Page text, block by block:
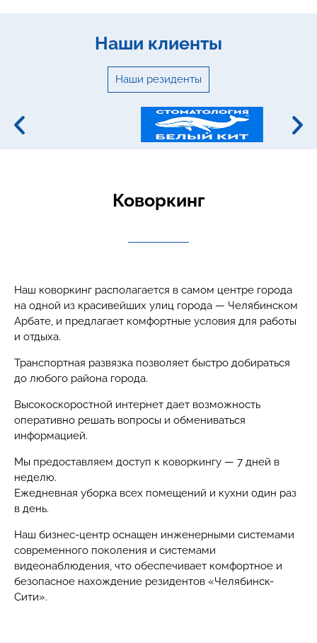
Наши клиенты
Наши резиденты
Коворкинг
Наш коворкинг располагается в самом центре города
на одной из красивейших улиц города — Челябинском
Арбате, и предлагает комфортные условия для работы
и отдыха.
Транспортная развязка позволяет быстро добираться
до любого района города.
Высокоскоростной интернет дает возможность
оперативно решать вопросы и обмениваться
информацией.
Мы предоставляем доступ к коворкингу — 7 дней в
неделю.
Ежедневная уборка всех помещений и кухни один раз
в день.
Наш бизнес-центр оснащен инженерными системами
современного поколения и системами
видеонаблюдения, что обеспечивает комфортное и
безопасное нахождение резидентов «Челябинск-
Сити».